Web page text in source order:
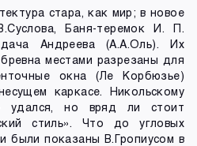
стара, как мир; в новое
Баня-теремок И. П.
Андреева (А.А.Оль). Их
местами разрезаны для
окна (Ле Корбюзье)
каркасе. Никольскому
удался, но вряд ли стоит
стиль». Что до угловых
были показаны В.Гропиусом в